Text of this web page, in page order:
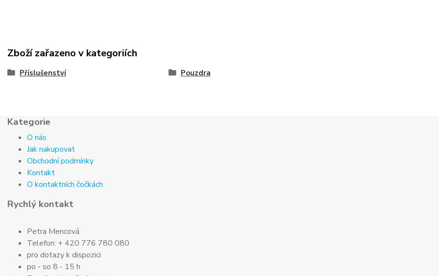
Zboží zařazeno v kategoriích
Příslušenství Pouzdra
Kategorie
O nás
Jak nakupovat
Obchodní podmínky
Kontakt
O kontaktních čočkách
Rychlý kontakt
Petra Mencová
Telefon: + 420 776 780 080
pro dotazy k dispozici
po - so 8 - 15 h